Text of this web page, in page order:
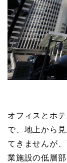
オフィスとホ
で、地上から
てきませんが
業施設の低層